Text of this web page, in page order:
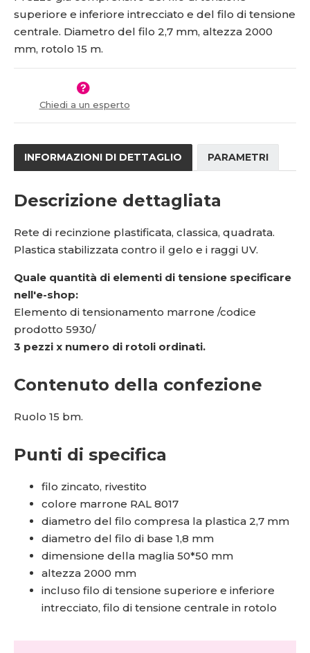
5
5
0
-
h
s
t
t
v
í
superiore e inferiore intrecciato e del filo di tensione
centrale. Diametro del filo 2,7 mm, altezza 2000
mm, rotolo 15 m.
Chiedi a un esperto
INFORMAZIONI DI DETTAGLIO PARAMETRI
Descrizione dettagliata
Rete di recinzione plastificata, classica, quadrata.
Plastica stabilizzata contro il gelo e i raggi UV.
Quale quantità di elementi di tensione specificare
nell'e-shop:
Elemento di tensionamento marrone /codice
prodotto 5930/
3 pezzi x numero di rotoli ordinati.
Contenuto della confezione
Ruolo 15 bm.
Punti di specifica
filo zincato, rivestito
colore marrone RAL 8017
diametro del filo compresa la plastica 2,7 mm
diametro del filo di base 1,8 mm
dimensione della maglia 50*50 mm
altezza 2000 mm
incluso filo di tensione superiore e inferiore
intrecciato, filo di tensione centrale in rotolo